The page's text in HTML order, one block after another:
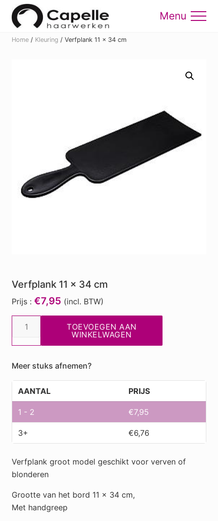
Menu
Skip
content
Skip
Menu
Home / Kleuring / Verfplank 11 x 34 cm
Verfplank 11 x 34 cm
Prijs : €7,95 (incl. BTW)
Verfplank
x
TOEVOEGEN AAN
WINKELWAGEN
Meer stuks afnemen?
AANTAL PRIJS
1 - 2 €7,95
3+ €6,76
Verfplank groot model geschikt voor verven of
blonderen
Grootte van het bord 11 x 34 cm,
Met handgreep